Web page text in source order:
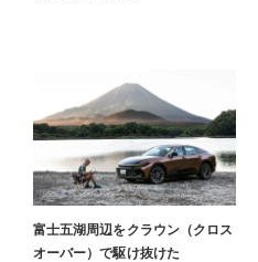
富士五湖周辺をクラウン（クロス
オーバー）で駆け抜けた